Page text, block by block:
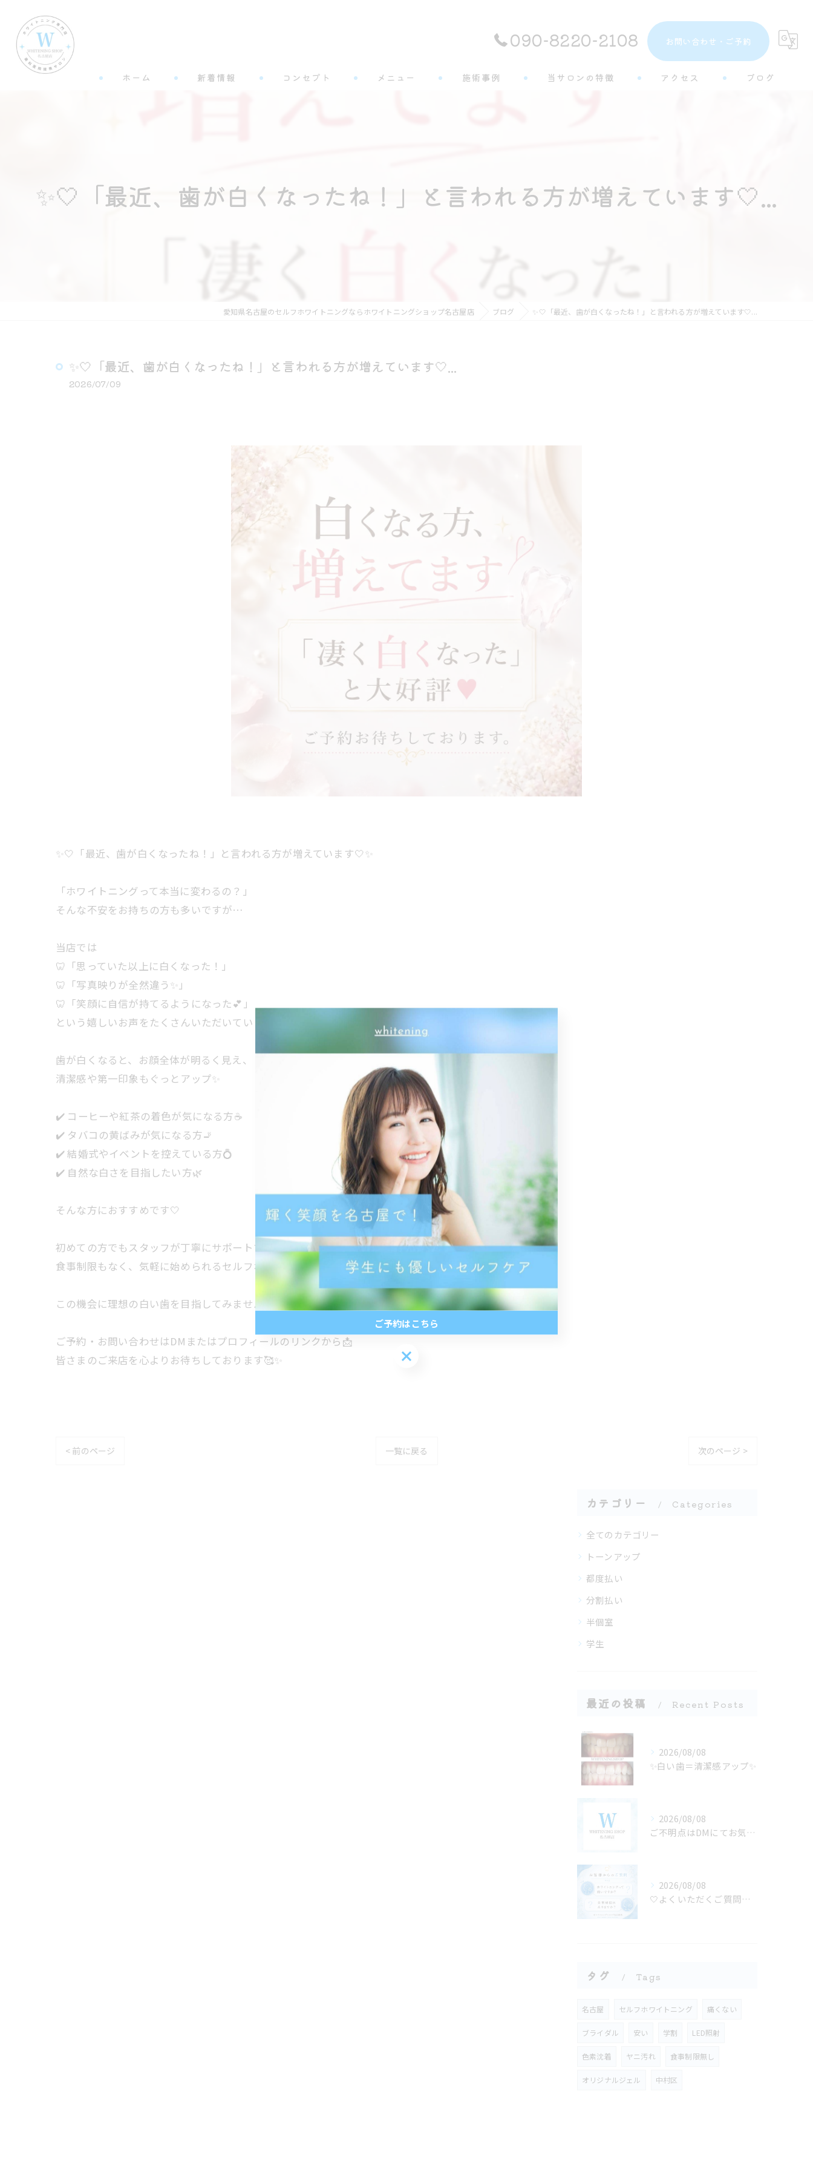
090-8220-2108 お問い合わせ・ご予約
ホーム 新着情報 コンセプト メニュー 施術事例 当サロンの特徴
半個室
アクセス ブログ
✨🤍「最近、歯が白くなったね！」と言われる方が増えています🤍...
愛知県名古屋のセルフホワイトニングならホワイトニングショップ名古屋店 ブログ ✨🤍「最近、歯が白くなったね！」と言われる方が増えています🤍...
✨🤍「最近、歯が白くなったね！」と言われる方が増えています🤍...
2026/07/09
✨🤍「最近、歯が白くなったね！」と言われる方が増えています🤍✨
「ホワイトニングって本当に変わるの？」
そんな不安をお持ちの方も多いですが…
当店では
🦷「思っていた以上に白くなった！」
🦷「写真映りが全然違う✨」
🦷「笑顔に自信が持てるようになった💕」
という嬉しいお声をたくさんいただいています🥹💖
歯が白くなると、お顔全体が明るく見え、
清潔感や第一印象もぐっとアップ✨
✔️ コーヒーや紅茶の着色が気になる方☕
✔️ タバコの黄ばみが気になる方🚬
✔️ 結婚式やイベントを控えている方💍
✔️ 自然な白さを目指したい方🌿
そんな方におすすめです🤍
初めての方でもスタッフが丁寧にサポートするので安心😊
食事制限もなく、気軽に始められるセルフホワイトニングです✨
この機会に理想の白い歯を目指してみませんか？🪥🤍
ご予約・お問い合わせはDMまたはプロフィールのリンクから📩
皆さまのご来店を心よりお待ちしております🥰✨
< 前のページ 一覧に戻る 次のページ >
カテゴリー Categories
全てのカテゴリー
トーンアップ
都度払い
分割払い
半個室
学生
最近の投稿 Recent Posts
2026/08/08
✨白い歯＝清潔感アップ✨
2026/08/08
ご不明点はDMにてお気軽にお問い合わせください✨🩷
2026/08/08
🤍よくいただくご質問にお答えします🤍
タグ Tags
名古屋 セルフホワイトニング 痛くない
ブライダル 安い 学割 LED照射
色素沈着 ヤニ汚れ 食事制限無し
オリジナルジェル 中村区
ご予約はこちら
ご予約はこちら